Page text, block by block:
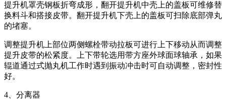
提升机罩壳钢板折弯成形，翻开提升机中壳上的盖板可维修替
换料斗和搭接皮带。翻开提升机下壳上的盖板可扫除底部弹丸
的堵塞。
调整提升机上部位两侧螺栓带动拉板可进行上下移动从而调整
提升皮带的松紧度。上下带轮选用带方座外球面球轴承，如果
辊道通过式抛丸机工作时遇到振动冲击时可自动调整，密封性
好。
4、分离器